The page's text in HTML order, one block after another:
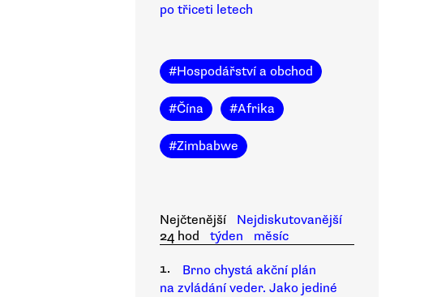
po třiceti letech
#Hospodářství a obchod
#Čína #Afrika
#Zimbabwe
Nejčtenější
Nejdiskutovanější
24 hod
týden
měsíc
1.
Brno chystá akční plán
na zvládání veder. Jako jediné